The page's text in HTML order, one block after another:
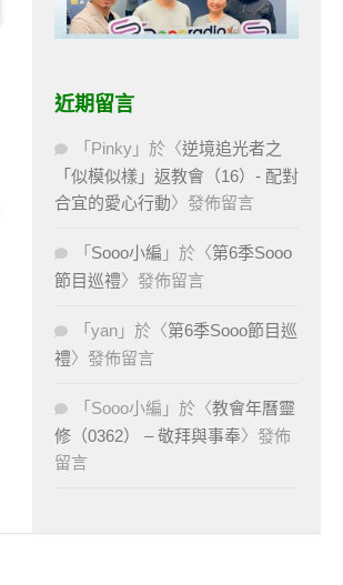
近期留言
「 Pinky 」於〈逆境追光者之
「似模似樣」返教會（16）- 配對
合宜的愛心行動〉發佈留言
「 Sooo小編 」於〈第6季Sooo
節目巡禮〉發佈留言
「 yan 」於〈第6季Sooo節目巡
禮〉發佈留言
「 Sooo小編 」於〈教會年曆靈
修（0362） – 敬拜與事奉〉發佈
留言